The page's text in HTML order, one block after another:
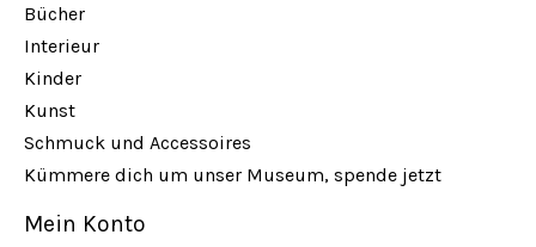
Bücher
Interieur
Kinder
Kunst
Schmuck und Accessoires
Kümmere dich um unser Museum, spende jetzt
Mein Konto